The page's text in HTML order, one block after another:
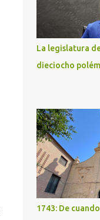
La legislatura
dieciocho
1743: De